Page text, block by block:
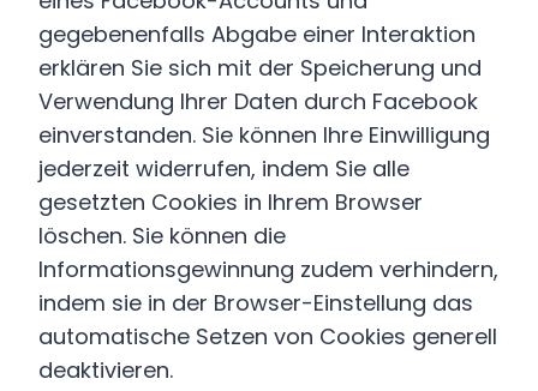
gegebenenfalls Abgabe einer Interaktion
erklären Sie sich mit der Speicherung und
Verwendung Ihrer Daten durch Facebook
einverstanden. Sie können Ihre Einwilligung
jederzeit widerrufen, indem Sie alle
gesetzten Cookies in Ihrem Browser
löschen. Sie können die
Informationsgewinnung zudem verhindern,
indem sie in der Browser-Einstellung das
automatische Setzen von Cookies generell
deaktivieren.